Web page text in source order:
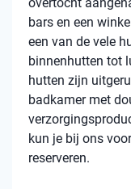
bars en een
een van de vele
binnenhutten tot
hutten zijn
badkamer met
kun je bij ons
reserveren.